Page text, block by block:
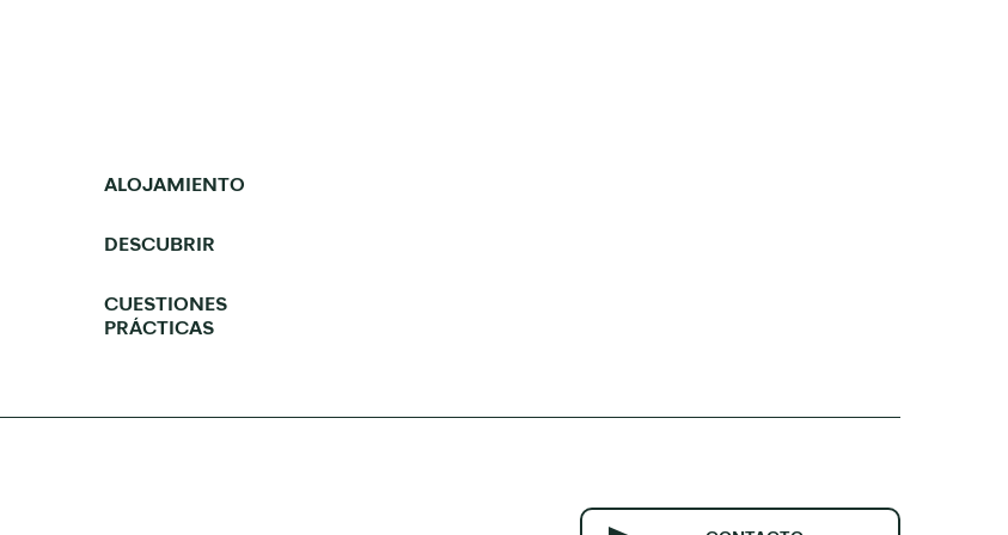
ALOJAMIENTO
DESCUBRIR
CUESTIONES
PRÁCTICAS